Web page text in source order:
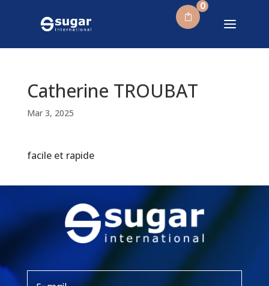
0
Catherine TROUBAT
Mar 3, 2025
facile et rapide